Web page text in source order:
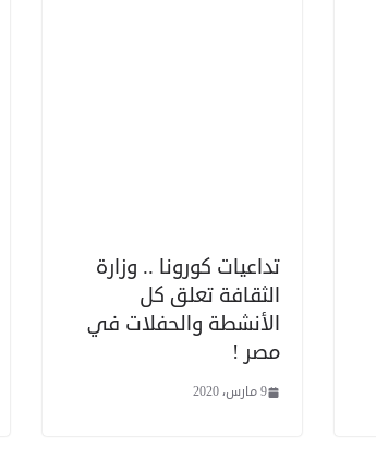
تداعيات كورونا .. وزارة
الثقافة تعلق كل
الأنشطة والحفلات في
مصر !
9 مارس، 2020